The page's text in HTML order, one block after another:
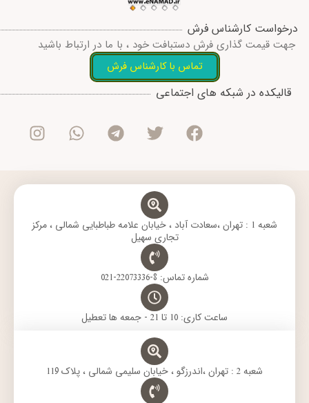
درخواست کارشناس فرش
جهت قیمت گذاری فرش دستبافت خود ، با ما در ارتباط باشید
تماس با کارشناس فرش
قالیکده در شبکه های اجتماعی
F
c
e
o
T
i
t
e
r
T
l
e
r
W
a
t
a
I
s
t
g
m
شعبه 1 : تهران ،سعادت آباد ، خیابان علامه طباطبایی شمالی ، مرکز
تجاری سهیل
شماره تماس: 8-22073336-021
ساعت کاری: 10 تا 21 - جمعه ها تعطیل
شعبه 2 : تهران ،اندرزگو ، خیابان سلیمی شمالی ، پلاک 119